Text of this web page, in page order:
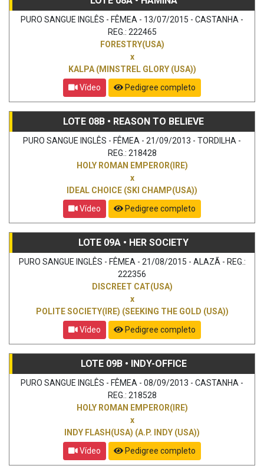
PURO SANGUE INGLÊS - FÊMEA - 13/07/2015 - CASTANHA -
REG.: 222465
FORESTRY(USA)
x
KALPA (MINSTREL GLORY (USA))
Vídeo
Pedigree completo
LOTE 08B • REASON TO BELIEVE
PURO SANGUE INGLÊS - FÊMEA - 21/09/2013 - TORDILHA -
REG.: 218428
HOLY ROMAN EMPEROR(IRE)
x
IDEAL CHOICE (SKI CHAMP(USA))
Vídeo
Pedigree completo
LOTE 09A • HER SOCIETY
PURO SANGUE INGLÊS - FÊMEA - 21/08/2015 - ALAZÃ - REG.:
222356
DISCREET CAT(USA)
x
POLITE SOCIETY(IRE) (SEEKING THE GOLD (USA))
Vídeo
Pedigree completo
LOTE 09B • INDY-OFFICE
PURO SANGUE INGLÊS - FÊMEA - 08/09/2013 - CASTANHA -
REG.: 218528
HOLY ROMAN EMPEROR(IRE)
x
INDY FLASH(USA) (A.P. INDY (USA))
Vídeo
Pedigree completo